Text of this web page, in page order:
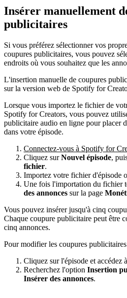
Insérer manuellement
publicitaires
Si vous préférez sélectionner vos
coupures publicitaires, vous pouvez
endroits où vous souhaitez que les
L'insertion manuelle de coupures
sur la version web de Spotify for
Lorsque vous importez le fichier de
Spotify for Creators, vous pouvez
publicitaire audio en ligne pour placer
dans votre épisode.
Connectez-vous à Spotify for
Cliquez surNouvel épisode,
fichier.
Importez votre fichier d'épisode
Une fois l'importation du fichier
des annonces sur la page
Vous pouvez insérer jusqu'à cinq
Chaque coupure publicitaire peut être
cinq annonces.
Pour modifier les coupures
Cliquez sur l'épisode et accédez
Recherchez l'option Insertion
Insérer des annonces.